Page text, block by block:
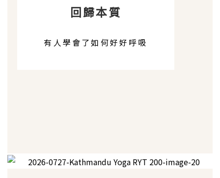
回歸本質
有人學會了如何好好呼吸